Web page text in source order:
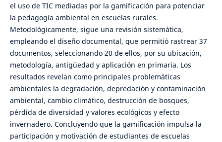
el uso de TIC mediadas por la gamificación para potenciar
la pedagogía ambiental en escuelas rurales.
Metodológicamente, sigue una revisión sistemática,
empleando el diseño documental, que permitió rastrear 37
documentos, seleccionando 20 de ellos, por su ubicación,
metodología, antigüedad y aplicación en primaria. Los
resultados revelan como principales problemáticas
ambientales la degradación, depredación y contaminación
ambiental, cambio climático, destrucción de bosques,
pérdida de diversidad y valores ecológicos y efecto
invernadero. Concluyendo que la gamificación impulsa la
participación y motivación de estudiantes de escuelas